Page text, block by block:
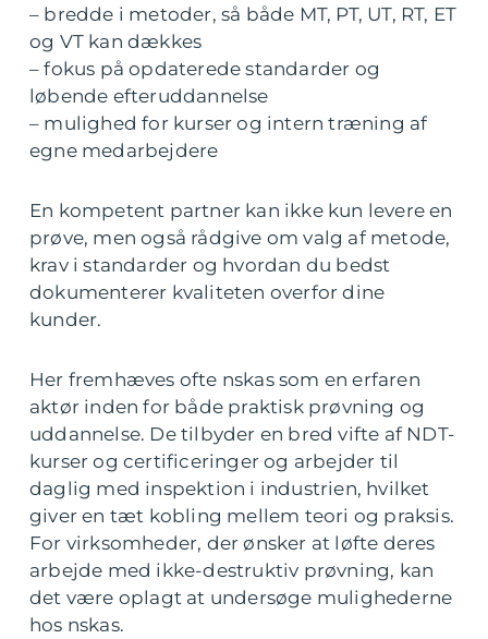
– bredde i metoder, så både MT, PT, UT, RT, ET
og VT kan dækkes
– fokus på opdaterede standarder og
løbende efteruddannelse
– mulighed for kurser og intern træning af
egne medarbejdere
En kompetent partner kan ikke kun levere en
prøve, men også rådgive om valg af metode,
krav i standarder og hvordan du bedst
dokumenterer kvaliteten overfor dine
kunder.
Her fremhæves ofte nskas som en erfaren
aktør inden for både praktisk prøvning og
uddannelse. De tilbyder en bred vifte af NDT-
kurser og certificeringer og arbejder til
daglig med inspektion i industrien, hvilket
giver en tæt kobling mellem teori og praksis.
For virksomheder, der ønsker at løfte deres
arbejde med ikke-destruktiv prøvning, kan
det være oplagt at undersøge mulighederne
hos nskas.